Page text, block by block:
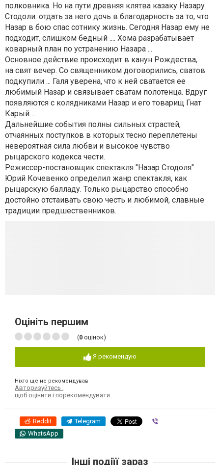
полковника. Но на пути древняя клятва казаку Назару
Стодоли: отдать за него дочь в благодарность за то, что
Назар в бою спас сотнику жизнь. Сегодня Назар ему не
подходит, слишком бедный .... Хома разрабатывает
коварный план по устранению Назара ...
Основное действие происходит в канун Рождества,
на свят вечер. Со священником договорились, сватов
подкупили ... Галя уверена, что к ней сватается ее
любимый Назар и связывает сватам полотенца. Вдруг
появляются с колядниками Назар и его товарищ Гнат
Карый ...
Дальнейшие события полны сильных страстей,
отчаянных поступков в которых тесно переплетены
невероятная сила любви и высокое чувство
рыцарского кодекса чести.
Режиссер-постановщик спектакля "Назар Стодоля"
Юрий Кочевенко определил жанр спектакля, как
рыцарскую балладу. Только рыцарство способно
достойно отстаивать свою честь и любимой, славные
традиции предшественников.
Оцініть першим
(0 оцінок)
Я рекомендую
Ніхто ще не рекомендував
Авторизуйтесь
щоб оцінити і порекомендувати
Reddit Telegram
WhatsApp
Інші подіїї зараз